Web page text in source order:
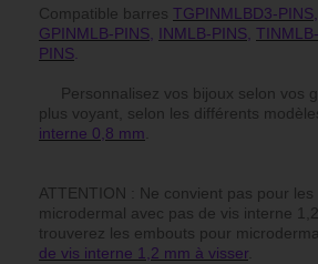
Compatible barres TGPINMLBD3-PINS
GPINMLB-PINS INMLB-PINS
PINS
Personnalisez vos bijoux selon vos
plus voyant, selon les différents
interne 0,8 mm
ATTENTION : Ne convient pas pour les
microdermal avec pas de vis interne
trouverez les embouts pour
de vis interne 1,2 mm à visser